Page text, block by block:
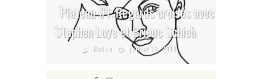
Plateau #1: Regards croisés avec
Stephen Loye et Brieuc Schieb
Redac juillet 12, 2019